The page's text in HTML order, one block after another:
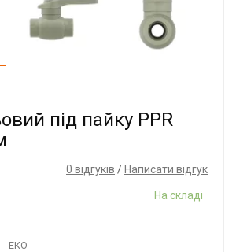
під пайку PPR
0 відгуків / Написати відгук
На складі
ЕКО